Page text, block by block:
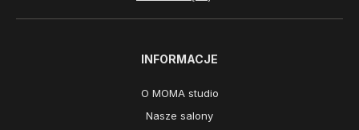
INFORMACJE
O MOMA studio
Nasze salony